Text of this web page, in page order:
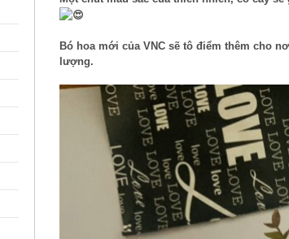
Bó hoa mới của VNC sẽ tô điểm thêm cho
lượng.